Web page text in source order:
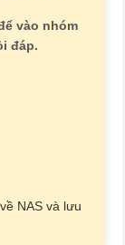
vào nhóm
đáp.
NAS và lưu